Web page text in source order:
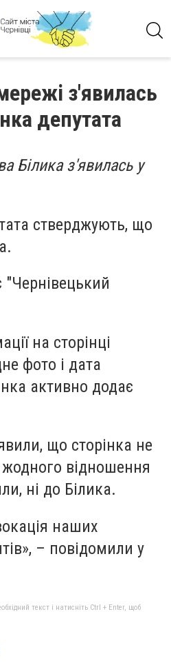
з'явилась
депутата
Білика з'явилась у
стверджують, що
на сторінці
фото і дата
активно додає
що сторінка не
відношення
ні до Білика.
наших
– повідомили у
текст і натисніть Ctrl + Enter, щоб